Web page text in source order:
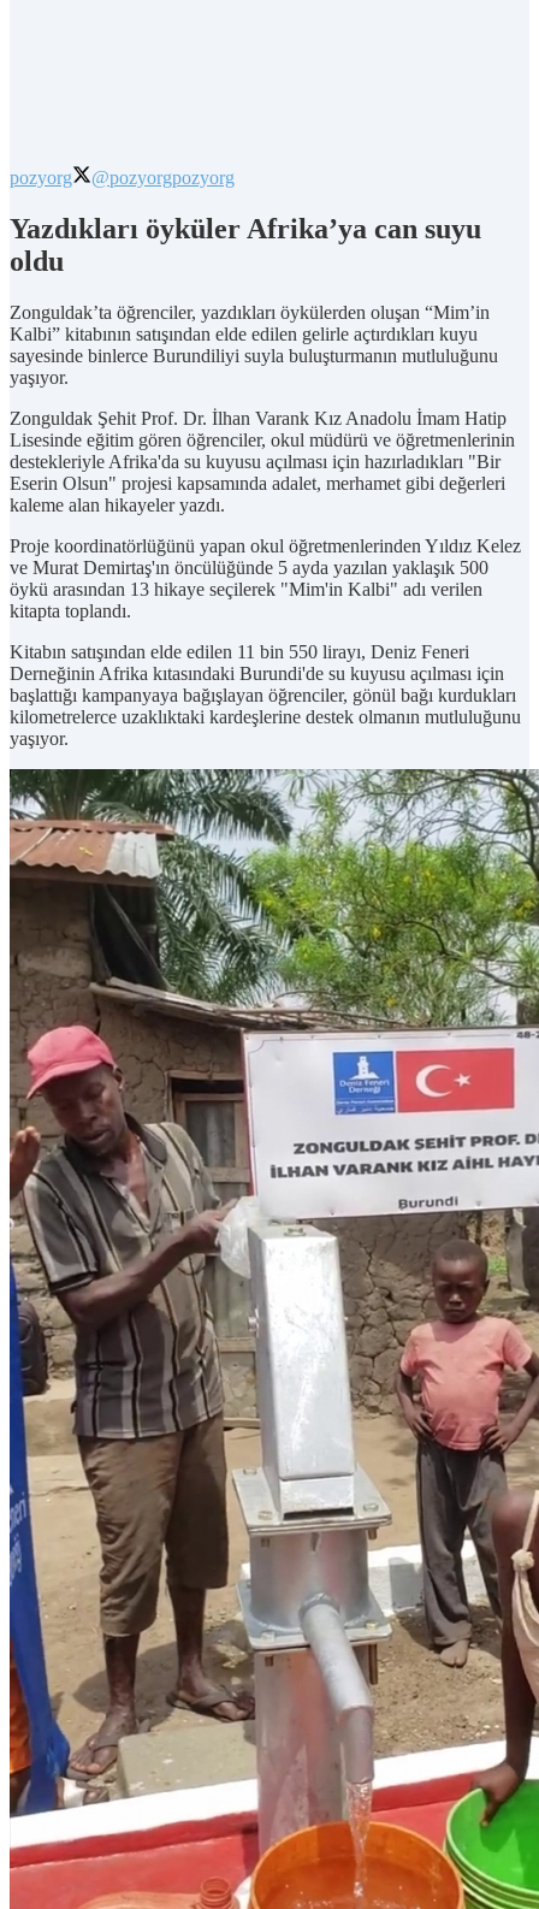
pozyorg @pozyorgpozyorg
Yazdıkları öyküler Afrika’ya can suyu
oldu
Zonguldak’ta öğrenciler, yazdıkları öykülerden oluşan “Mim’in
Kalbi” kitabının satışından elde edilen gelirle açtırdıkları kuyu
sayesinde binlerce Burundiliyi suyla buluşturmanın mutluluğunu
yaşıyor.
Zonguldak Şehit Prof. Dr. İlhan Varank Kız Anadolu İmam Hatip
Lisesinde eğitim gören öğrenciler, okul müdürü ve öğretmenlerinin
destekleriyle Afrika'da su kuyusu açılması için hazırladıkları "Bir
Eserin Olsun" projesi kapsamında adalet, merhamet gibi değerleri
kaleme alan hikayeler yazdı.
Proje koordinatörlüğünü yapan okul öğretmenlerinden Yıldız Kelez
ve Murat Demirtaş'ın öncülüğünde 5 ayda yazılan yaklaşık 500
öykü arasından 13 hikaye seçilerek "Mim'in Kalbi" adı verilen
kitapta toplandı.
Kitabın satışından elde edilen 11 bin 550 lirayı, Deniz Feneri
Derneğinin Afrika kıtasındaki Burundi'de su kuyusu açılması için
başlattığı kampanyaya bağışlayan öğrenciler, gönül bağı kurdukları
kilometrelerce uzaklıktaki kardeşlerine destek olmanın mutluluğunu
yaşıyor.